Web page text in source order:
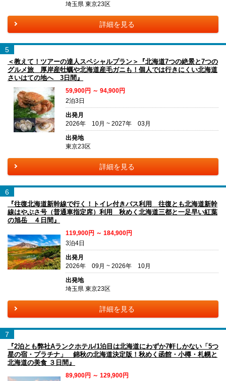
埼玉県 東京23区
詳細を見る
5
＜教えて！ツアーの達人スペシャルプラン＞『北海道7つの絶景と7つの
グルメ旅 厚岸産牡蠣や北海道産毛ガニも！個人では行きにくい北海道
さいはての地へ 3日間』
59,900円 ～ 94,900円
2泊3日
出発月
2026年 10月 ~ 2027年 03月
出発地
東京23区
詳細を見る
6
『往復北海道新幹線で行く！トイレ付きバス利用 往復とも北海道新幹
線はやぶさ号（普通車指定席）利用 秋めく北海道三都と一足早い紅葉
の旭岳 ４日間』
119,900円 ～ 184,900円
3泊4日
出発月
2026年 09月 ~ 2026年 10月
出発地
埼玉県 東京23区
詳細を見る
7
『2泊とも弊社Aランクホテル/1泊目は北海道にわずか7軒しかない「5つ
星の宿・プラチナ」 錦秋の北海道決定版！秋めく函館・小樽・札幌と
北海道の美食 ３日間』
89,900円 ～ 129,900円